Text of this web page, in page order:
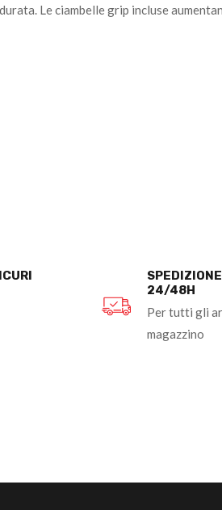
Le ciambelle grip incluse
24/48H
Per tutti gli
magazzino